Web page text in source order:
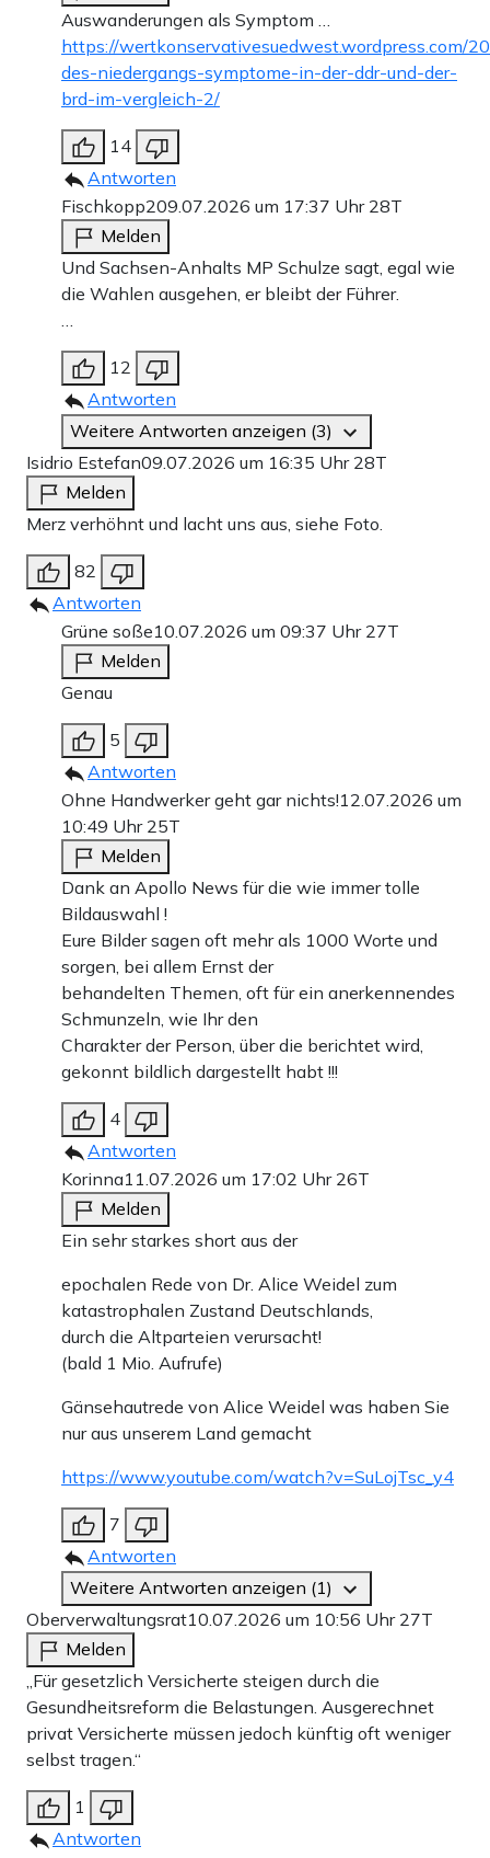
Auswanderungen als Symptom …
https://wertkonservativesuedwest.wordpress.com/
des-niedergangs-symptome-in-der-ddr-und-der-
brd-im-vergleich-2/
14
Antworten
Fischkopp209.07.2026 um 17:37 Uhr 28T
Melden
Und Sachsen-Anhalts MP Schulze sagt, egal wie
die Wahlen ausgehen, er bleibt der Führer.
12
Antworten
Weitere Antworten anzeigen (3)
Isidrio Estefan09.07.2026 um 16:35 Uhr 28T
Melden
Merz verhöhnt und lacht uns aus, siehe Foto.
82
Antworten
Grüne soße10.07.2026 um 09:37 Uhr 27T
Melden
Genau
5
Antworten
Ohne Handwerker geht gar nichts!12.07.2026 um
10:49 Uhr 25T
Melden
Dank an Apollo News für die wie immer tolle
Bildauswahl !
Eure Bilder sagen oft mehr als 1000 Worte und
sorgen, bei allem Ernst der
behandelten Themen, oft für ein anerkennendes
Schmunzeln, wie Ihr den
Charakter der Person, über die berichtet wird,
gekonnt bildlich dargestellt habt !!!
4
Antworten
Korinna11.07.2026 um 17:02 Uhr 26T
Melden
Ein sehr starkes short aus der
epochalen Rede von Dr. Alice Weidel zum
katastrophalen Zustand Deutschlands,
durch die Altparteien verursacht!
(bald 1 Mio. Aufrufe)
Gänsehautrede von Alice Weidel was haben Sie
nur aus unserem Land gemacht
https://www.youtube.com/watch?v=SuLojTsc_y4
7
Antworten
Weitere Antworten anzeigen (1)
Oberverwaltungsrat10.07.2026 um 10:56 Uhr 27T
Melden
„Für gesetzlich Versicherte steigen durch die
Gesundheitsreform die Belastungen. Ausgerechnet
privat Versicherte müssen jedoch künftig oft weniger
selbst tragen.“
1
Antworten